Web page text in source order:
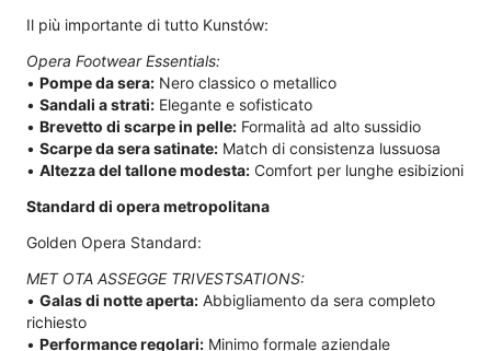
Il più importante di tutto Kunstów:
Opera Footwear Essentials:
• Pompe da sera: Nero classico o metallico
• Sandali a strati: Elegante e sofisticato
• Brevetto di scarpe in pelle: Formalità ad alto sussidio
• Scarpe da sera satinate: Match di consistenza lussuosa
• Altezza del tallone modesta: Comfort per lunghe esibizioni
Standard di opera metropolitana
Golden Opera Standard:
MET OTA ASSEGGE TRIVESTSATIONS:
• Galas di notte aperta: Abbigliamento da sera completo
richiesto
• Performance regolari: Minimo formale aziendale